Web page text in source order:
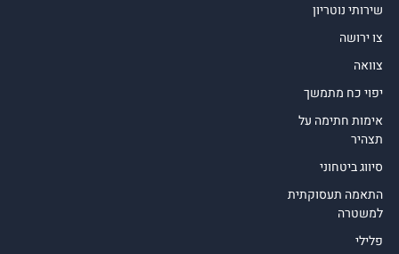
שירותי נוטריון
צו ירושה
צוואה
יפוי כח מתמשך
אימות חתימה על
תצהיר
סיווג ביטחוני
התאמה תעסוקתית
למשטרה
פלילי